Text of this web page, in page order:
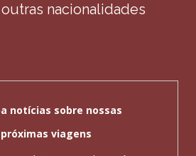
nacionalidades